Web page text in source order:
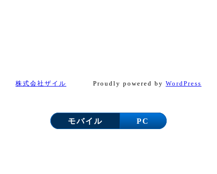
株式会社ザイル Proudly powered by WordPress
モバイル PC